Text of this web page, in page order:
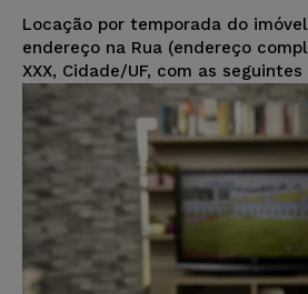
Locação por temporada do
endereço na Rua (endereço
XXX, Cidade/UF, com as